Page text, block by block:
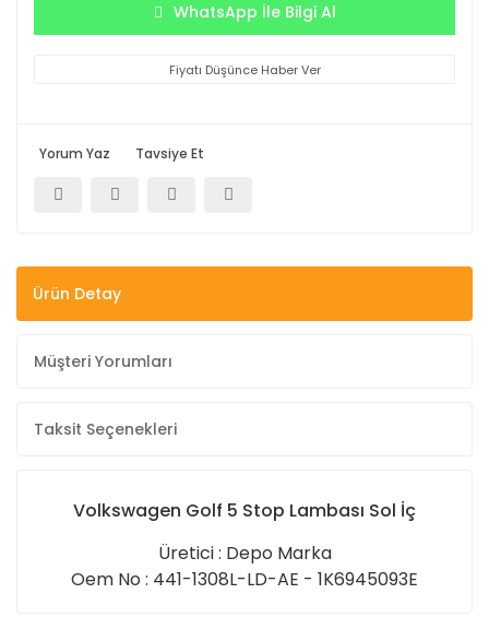
WhatsApp İle Bilgi Al
Fiyatı Düşünce Haber Ver
Yorum Yaz Tavsiye Et
Ürün Detay
Müşteri Yorumları
Taksit Seçenekleri
Volkswagen Golf 5 Stop Lambası Sol İç
Üretici : Depo Marka
Oem No : 441-1308L-LD-AE - 1K6945093E